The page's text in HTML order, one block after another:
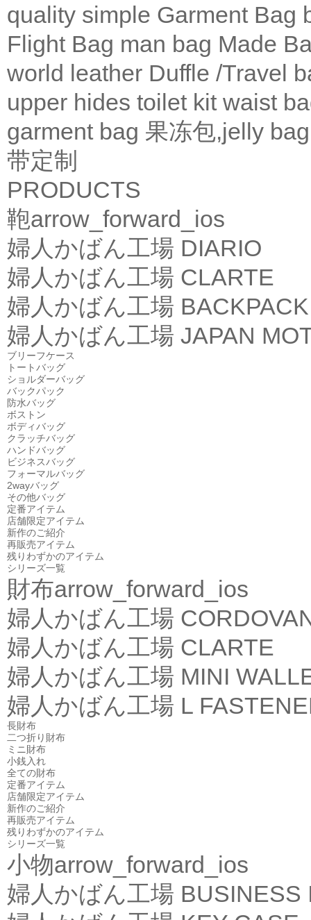
quality simple Garment Bag
Flight Bag man bag Made
world leather Duffle /Travel
upper hides toilet kit waist
garment bag 果冻包,jelly bag
带定制
PRODUCTS
鞄arrow_forward_ios
婦人かばん工場 DIARIO
婦人かばん工場 CLARTE
婦人かばん工場 BACKPACK
婦人かばん工場 JAPAN
ブリーフケース
トートバッグ
ショルダーバッグ
バックパック
防水バッグ
ボストン
ボディバッグ
クラッチバッグ
ハンドバッグ
ビジネスバッグ
フォーマルバッグ
2wayバッグ
その他バッグ
定番アイテム
店舗限定アイテム
新作のご紹介
再販売アイテム
残りわずかのアイテム
シリーズ一覧
財布arrow_forward_ios
婦人かばん工場
婦人かばん工場 CLARTE
婦人かばん工場 MINI
婦人かばん工場 L
長財布
二つ折り財布
ミニ財布
小銭入れ
全ての財布
定番アイテム
店舗限定アイテム
新作のご紹介
再販売アイテム
残りわずかのアイテム
シリーズ一覧
小物arrow_forward_ios
婦人かばん工場 BUSINESS